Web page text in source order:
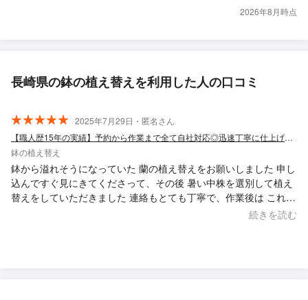
2026年8月時点
長崎県の鉢の植え替えを利用した人の口コミ
2025年7月29日・匿名さん
【職人歴15年の実績】予約から作業まで全て自社対応◎迅速丁寧に仕上げます
鉢の植え替え
鉢から溢れそうになっていた 蘭の植え替えをお願いしました 申し
込んですぐ見にきてくださって、その後 暑い中株を選別して植え
替えをしていただきました 連絡もとても丁寧で、作業後は これか
らの栽培のアドバイスもいただきました 今後 植物のことで相談し
続きを読む